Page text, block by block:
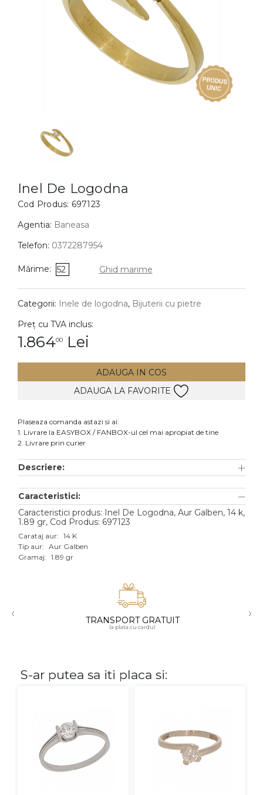
BIJUTERII COPII
Cercei
Bratari
Coliere
Lanturi
Pandantive
DIAMANTE Vezi toate
Cercei
Accesorii
Aur alb
Aur roz
Aur mixt
18K
Inel De Logodna
Cod Produs: 697123
Agentia: Baneasa
Telefon: 0372287954
Mărime: 52 Ghid marime
Categorii: Inele de logodna, Bijuterii cu pietre
Preț cu TVA inclus:
1.86400 Lei
ADAUGA IN COS
ADAUGA LA FAVORITE
Plaseaza comanda astazi si ai:
1. Livrare la EASYBOX / FANBOX-ul cel mai apropiat de tine
2. Livrare prin curier
Descriere:
Caracteristici:
Caracteristici produs: Inel De Logodna, Aur Galben, 14 k,
1.89 gr, Cod Produs: 697123
Carataj aur: 14 K
Tip aur: Aur Galben
Gramaj: 1.89 gr
‹ TRANSPORT GRATUIT
la plata cu cardul
›
S-ar putea sa iti placa si: